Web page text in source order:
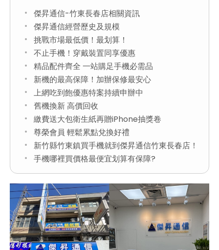
傑昇通信-竹東長春店相關資訊
傑昇通信經營歷史及規模
挑戰市場最低價！最划算！
不止手機！穿戴裝置同享優惠
精品配件齊全 一站購足手機必需品
新機的最高保障！加辦保修最安心
上網吃到飽優惠特案持續申辦中
舊機換新 高價回收
繳費送大包衛生紙再贈iPhone抽獎卷
尊榮會員 輕鬆累點兌換好禮
新竹縣竹東鎮買手機就到傑昇通信竹東長春店！
手機哪裡買價格最便宜划算有保障?